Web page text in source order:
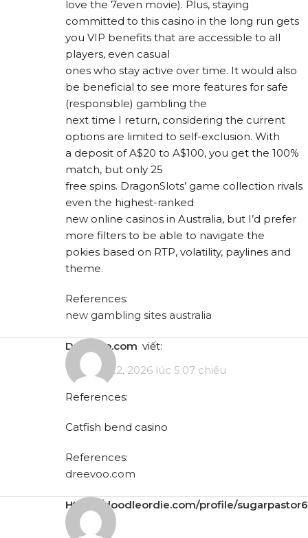
love the 7even movie). Plus, staying
committed to this casino in the long run gets
you VIP benefits that are accessible to all
players, even casual
ones who stay active over time. It would also
be beneficial to see more features for safe
(responsible) gambling the
next time I return, considering the current
options are limited to self-exclusion. With
a deposit of A$20 to A$100, you get the 100%
match, but only 25
free spins. DragonSlots’ game collection rivals
even the highest-ranked
new online casinos in Australia, but I’d prefer
more filters to be able to navigate the
pokies based on RTP, volatility, paylines and
theme.
References:
new gambling sites australia
dreevoo.com viết:
Tháng 5 22, 2026 lúc 5:07 chiều
References:
Catfish bend casino
References:
dreevoo.com
https://doodleordie.com/profile/
viết: